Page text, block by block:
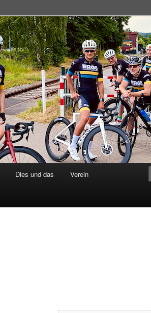
Dies und das Verein